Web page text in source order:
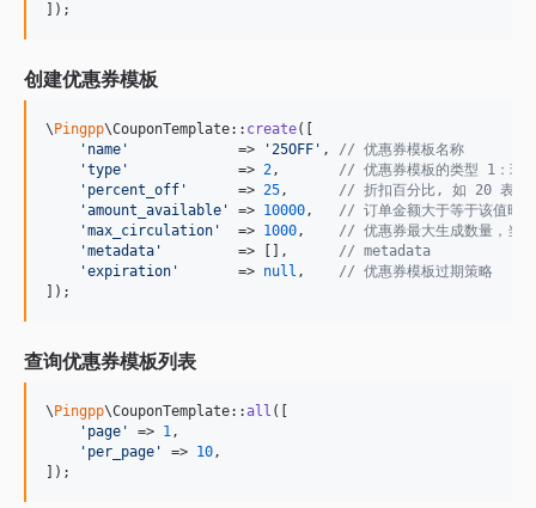
]);
创建优惠券模板
\ Pingpp\CouponTemplate:: create([
' name '
             =>
'25OFF ' , // 优惠券模板名称
'type '
             =>
2, // 优惠券模板的类型 1：现
' percent_off '
      =>
25, // 折扣百分比, 如 20 表示
'amount_available ' => 10000, // 订单金额大于等于该值时
'max_circulation '
  =>
1000, // 优惠券最大生成数量，当
'metadata '
         => [],
// metadata
'expiration '
       =>
null , // 优惠券模板过期策略
]);
查询优惠券模板列表
\ Pingpp\CouponTemplate::all ([
' page ' => 1,
' per_page ' => 10,
]);